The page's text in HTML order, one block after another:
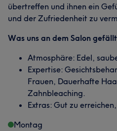
übertreffen und ihnen ein
und der Zufriedenheit zu
Was uns an dem Salon gefällt
Atmosphäre: Edel,
Expertise:
Frauen, Dauerhafte
Zahnbleaching.
Extras: Gut zu
Montag